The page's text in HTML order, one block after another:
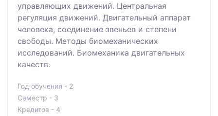
управляющих движений. Центральная
регуляция движений. Двигательный аппарат
человека, соединение звеньев и степени
свободы. Методы биомеханических
исследований. Биомеханика двигательных
качеств.
Год обучения - 2
Семестр - 3
Кредитов - 4